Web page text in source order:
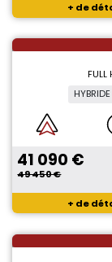
+ de
FULL
HYBRIDE
41 090 €
49 450 €
+ de